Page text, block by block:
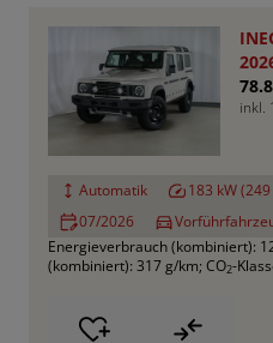
2026 - Sperren
inkl.
Automatik 183 kW (249
07/2026
Energieverbrauch (kombiniert):
(kombiniert): 317 g/km; CO2-